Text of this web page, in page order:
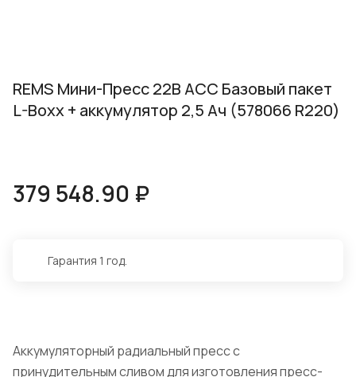
REMS Мини-Пресс 22В АСС Базовый пакет
L-Boxx + аккумулятор 2,5 Ач (578066 R220)
379 548.90 ₽
Гарантия 1 год.
Аккумуляторный радиальный пресс с
принудительным сливом для изготовления пресс-